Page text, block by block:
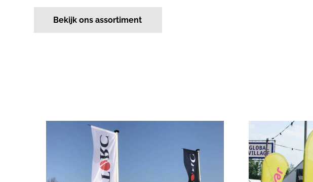
Bekijk ons assortiment